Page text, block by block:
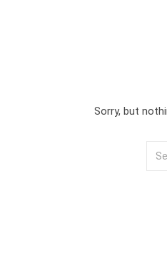
Sorry, but